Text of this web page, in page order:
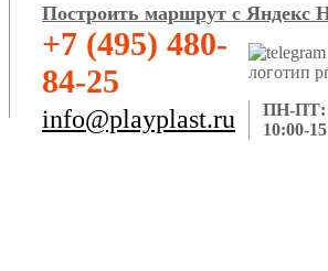
Построить маршрут с Яндекс
+7 (495) 480-
84-25
info@playplast.ru
ПН-ПТ:
10:00-